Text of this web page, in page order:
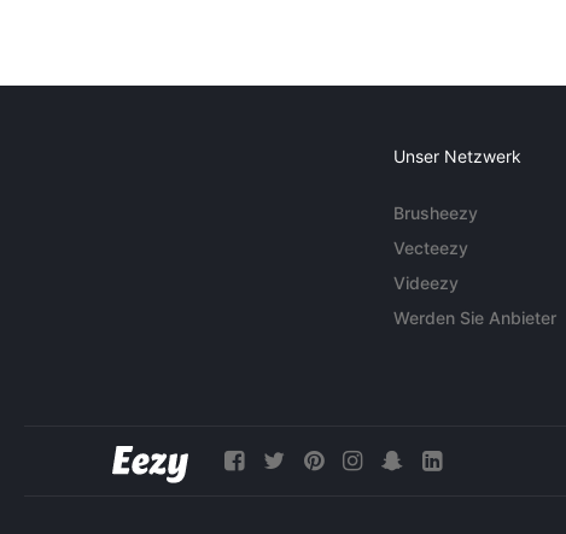
Unser Netzwerk
Brusheezy
Vecteezy
Videezy
Werden Sie Anbieter